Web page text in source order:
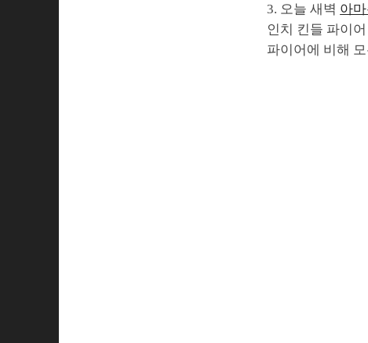
3. 오늘 새벽 아
인치 킨들 파이
파이어에 비해